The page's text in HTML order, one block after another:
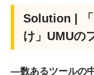
Solution | 「
け」UMUの
―数あるツールの